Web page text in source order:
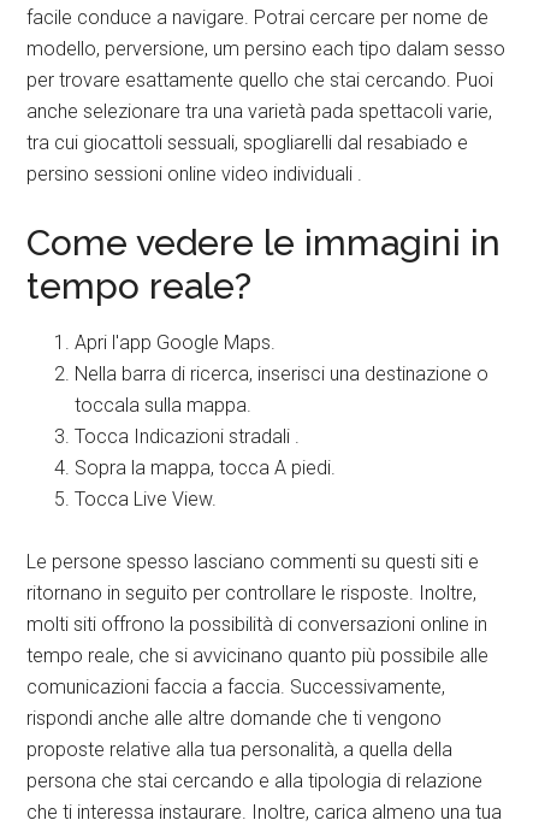
facile conduce a navigare. Potrai cercare per nome de
modello, perversione, um persino each tipo dalam sesso
per trovare esattamente quello che stai cercando. Puoi
anche selezionare tra una varietà pada spettacoli varie,
tra cui giocattoli sessuali, spogliarelli dal resabiado e
persino sessioni online video individuali .
Come vedere le immagini in
tempo reale?
Apri l'app Google Maps.
Nella barra di ricerca, inserisci una destinazione o
toccala sulla mappa.
Tocca Indicazioni stradali .
Sopra la mappa, tocca A piedi.
Tocca Live View.
Le persone spesso lasciano commenti su questi siti e
ritornano in seguito per controllare le risposte. Inoltre,
molti siti offrono la possibilità di conversazioni online in
tempo reale, che si avvicinano quanto più possibile alle
comunicazioni faccia a faccia. Successivamente,
rispondi anche alle altre domande che ti vengono
proposte relative alla tua personalità, a quella della
persona che stai cercando e alla tipologia di relazione
che ti interessa instaurare. Inoltre, carica almeno una tua